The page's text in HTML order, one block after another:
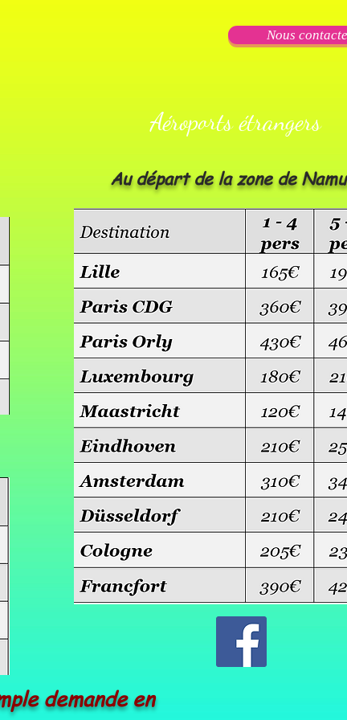
Nous
Aéroports étrangers
Au départ de la zone de
demande en